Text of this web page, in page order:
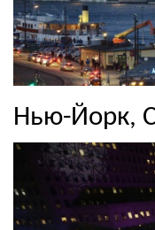
Нью-Йорк,